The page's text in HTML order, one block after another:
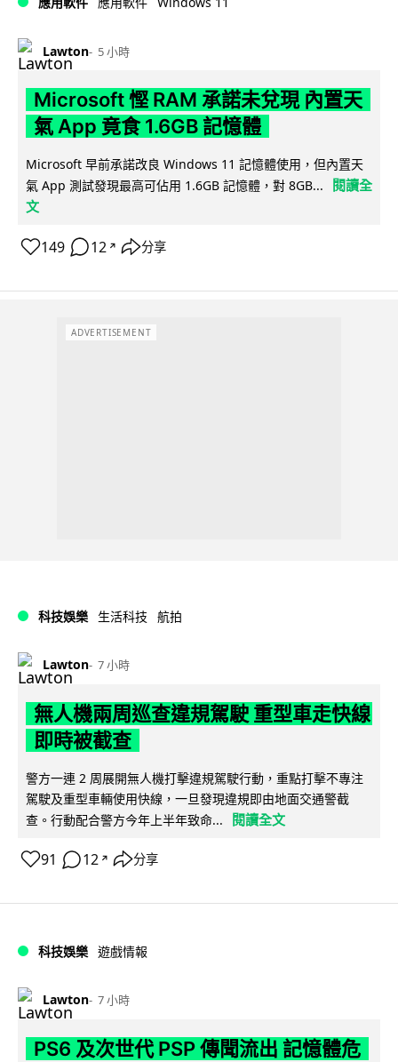
Lawton 5 小時
Microsoft 慳 RAM 承諾未兌現 內置天
氣 App 竟食 1.6GB 記憶體
Microsoft 早前承諾改良 Windows 11 記憶體使用，但內置天
氣 App 測試發現最高可佔用 1.6GB 記憶體，對 8GB...
閱讀全
文
149 12 ↗ 分享
ADVERTISEMENT
科技娛樂 生活科技 航拍
Lawton 7 小時
無人機兩周巡查違規駕駛 重型車走快線
即時被截查
警方一連 2 周展開無人機打擊違規駕駛行動，重點打擊不專注
駕駛及重型車輛使用快線，一旦發現違規即由地面交通警截
查。行動配合警方今年上半年致命...
閱讀全文
91 12 ↗ 分享
科技娛樂 遊戲情報
Lawton 7 小時
PS6 及次世代 PSP 傳聞流出 記憶體危